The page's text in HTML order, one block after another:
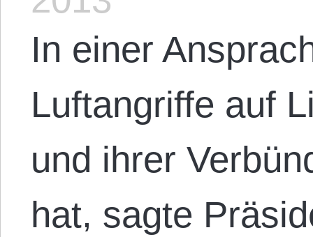
In einer
Luftangriffe auf
und ihrer
hat, sagte